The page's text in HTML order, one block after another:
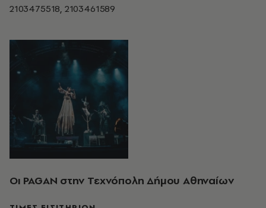
2103475518, 2103461589
Οι PAGAN στην Τεχνόπολη Δήμου Αθηναίων